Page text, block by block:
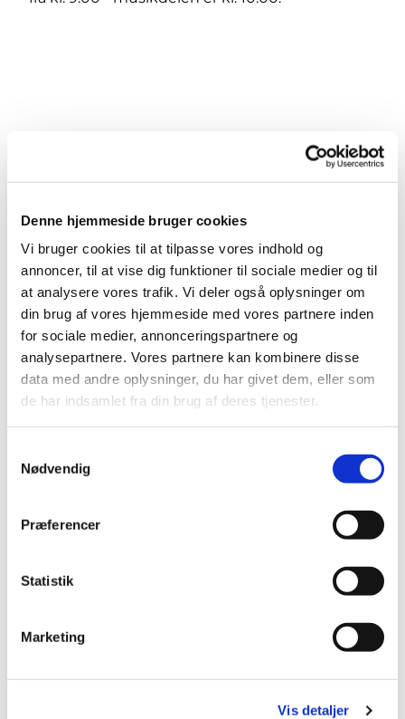
Denne hjemmeside bruger cookies
Vi bruger cookies til at tilpasse vores indhold og
annoncer, til at vise dig funktioner til sociale medier og til
at analysere vores trafik. Vi deler også oplysninger om
din brug af vores hjemmeside med vores partnere inden
for sociale medier, annonceringspartnere og
analysepartnere. Vores partnere kan kombinere disse
data med andre oplysninger, du har givet dem, eller som
de har indsamlet fra din brug af deres tjenester.
Nødvendig
Præferencer
Statistik
Marketing
Vis detaljer
Du vil måske også kunne